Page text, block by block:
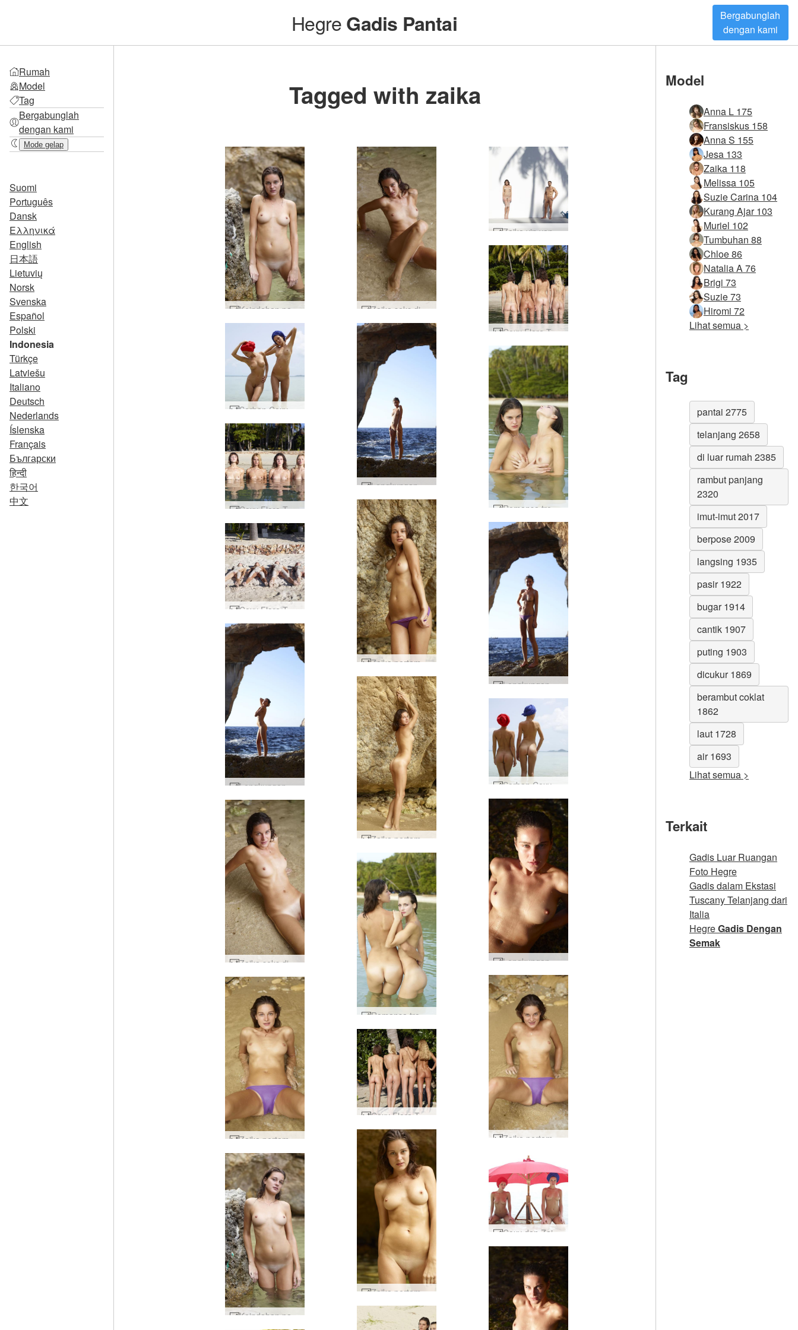
HegreGadis Pantai
Bergabunglah
dengan kami
Rumah
Model
Tag
Bergabunglah
dengan kami
Mode gelap
Suomi
Português
Dansk
Ελληνικά
English
日本語
Lietuvių
Norsk
Svenska
Español
Polski
Indonesia
Türkçe
Latviešu
Italiano
Deutsch
Nederlands
Íslenska
Français
Български
हिन्दी
한국어
中文
Tagged with zaika
Keindahan pantai Zaika #26 Zaika seks di pantai #17
Zaika yin yang bagian 1 #5
Coxy Flora Thea Zaika 4 diva #43
Lengkungan Zaika di Gozo #30
Romansa tropis Flora dan Zaika #34
Coxy Flora Thea Zaika 4 diva #59
Zaika pertama kali telanjang #45
Lengkungan Zaika di Gozo #14
Lengkungan Zaika di Gozo #34
Zaika pertama kali telanjang #64
Lengkungan Zaika di Gozo #59
Zaika seks di pantai #88
Romansa tropis Flora dan Zaika #39
Zaika pertama kali telanjang #24
Zaika pertama kali telanjang #25
Coxy Flora Thea Zaika 4 diva #19
Zaika pertama kali telanjang #60
Coxy dan Zaika merah dan biru oleh Alya #8
Keindahan pantai Zaika #25
Model
Anna L 175
Fransiskus 158
Anna S 155
Jesa 133
Zaika 118
Melissa 105
Suzie Carina 104
Kurang Ajar 103
Muriel 102
Tumbuhan 88
Chloe 86
Natalia A 76
Brigi 73
Suzie 73
Hiromi 72
Lihat semua >
Tag
pantai 2775
telanjang 2658
di luar rumah 2385
rambut panjang
2320
imut-imut 2017
berpose 2009
langsing 1935
pasir 1922
bugar 1914
cantik 1907
puting 1903
dicukur 1869
berambut coklat
1862
laut 1728
air 1693
Lihat semua >
Terkait
Gadis Luar Ruangan
Foto Hegre
Gadis dalam Ekstasi
Tuscany Telanjang dari
Italia
HegreGadis Dengan
Semak